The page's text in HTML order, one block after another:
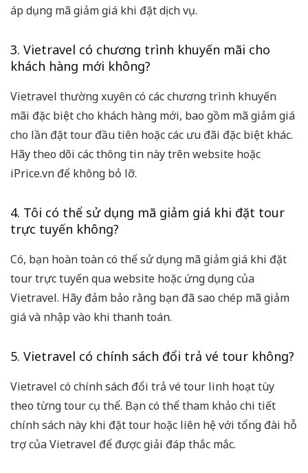
áp dụng mã giảm giá khi đặt dịch vụ.
3. Vietravel có chương trình khuyến mãi cho
khách hàng mới không?
Vietravel thường xuyên có các chương trình khuyến
mãi đặc biệt cho khách hàng mới, bao gồm mã giảm giá
cho lần đặt tour đầu tiên hoặc các ưu đãi đặc biệt khác.
Hãy theo dõi các thông tin này trên website hoặc
iPrice.vn để không bỏ lỡ.
4. Tôi có thể sử dụng mã giảm giá khi đặt tour
trực tuyến không?
Có, bạn hoàn toàn có thể sử dụng mã giảm giá khi đặt
tour trực tuyến qua website hoặc ứng dụng của
Vietravel. Hãy đảm bảo rằng bạn đã sao chép mã giảm
giá và nhập vào khi thanh toán.
5. Vietravel có chính sách đổi trả vé tour không?
Vietravel có chính sách đổi trả vé tour linh hoạt tùy
theo từng tour cụ thể. Bạn có thể tham khảo chi tiết
chính sách này khi đặt tour hoặc liên hệ với tổng đài hỗ
trợ của Vietravel để được giải đáp thắc mắc.